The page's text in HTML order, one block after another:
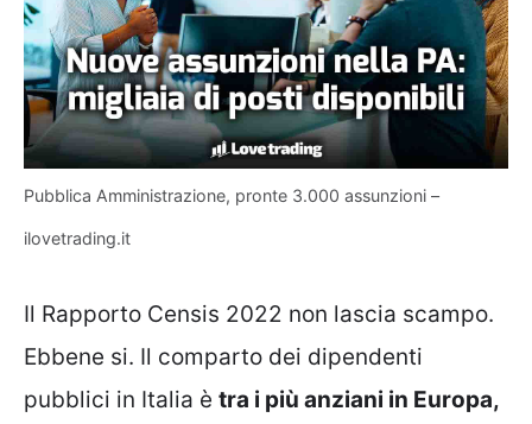
Pubblica Amministrazione, pronte 3.000 assunzioni –
ilovetrading.it
Il Rapporto Censis 2022 non lascia scampo.
Ebbene si. Il comparto dei dipendenti
pubblici in Italia è tra i più anziani in Europa,